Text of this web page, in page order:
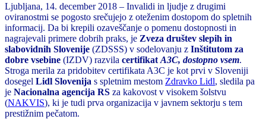
Ljubljana, 14. december 2018 – Invalidi in ljudje z drugimi
oviranostmi se pogosto srečujejo z oteženim dostopom do spletnih
informacij. Da bi krepili ozaveščanje o pomenu dostopnosti in
nagrajevali primere dobrih praks, je Zveza društev slepih in
slabovidnih Slovenije (ZDSSS) v sodelovanju z Inštitutom za
dobre vsebine (IZDV) razvila certifikat A3C, dostopno vsem.
Stroga merila za pridobitev certifikata A3C je kot prvi v Sloveniji
dosegel Lidl Slovenija s spletnim mestom Zdravko Lidl, sledila pa
je Nacionalna agencija RS za kakovost v visokem šolstvu
(NAKVIS), ki je tudi prva organizacija v javnem sektorju s tem
prestižnim pečatom.